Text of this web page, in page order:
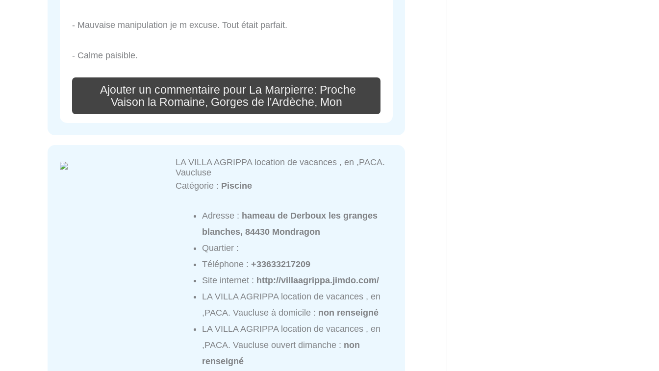
- Mauvaise manipulation je m excuse. Tout était parfait.
- Calme paisible.
Ajouter un commentaire pour La Marpierre: Proche
Vaison la Romaine, Gorges de l'Ardèche, Mon
LA VILLA AGRIPPA location de vacances , en ,PACA.
Vaucluse
Catégorie : Piscine
Adresse : hameau de Derboux les granges
blanches, 84430 Mondragon
Quartier :
Téléphone :+33633217209
Site internet : http://villaagrippa.jimdo.com/
LA VILLA AGRIPPA location de vacances , en
,PACA. Vaucluse à domicile : non renseigné
LA VILLA AGRIPPA location de vacances , en
,PACA. Vaucluse ouvert dimanche : non
renseigné